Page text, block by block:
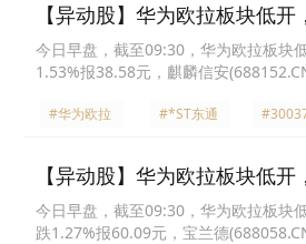
【异动股】华为欧拉板块低
今日早盘，截至09:30，华为欧拉板块
1.53%报38.58元，麒麟信安
#华为欧拉 #*ST东通
【异动股】华为欧拉板块低
今日早盘，截至09:30，华为欧拉板块
跌1.27%报60.09元，宝兰德